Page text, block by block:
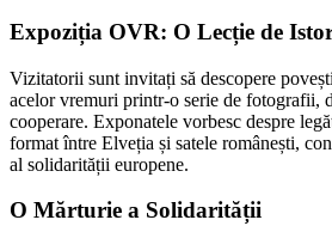
Expoziția OVR: O Lecție de
Vizitatorii sunt invitați să descopere
acelor vremuri printr-o serie de fotografii,
cooperare. Exponatele vorbesc despre
format între Elveția și satele românești,
al solidarității europene.
O Mărturie a Solidarității